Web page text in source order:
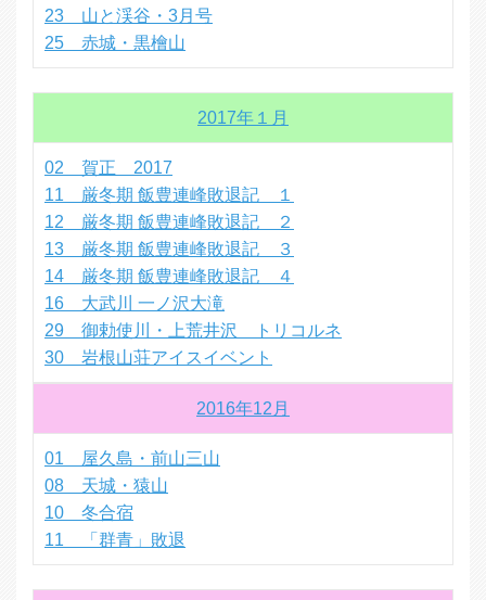
23 山と渓谷・3月号
25 赤城・黒檜山
2017年１月
02 賀正 2017
11 厳冬期 飯豊連峰敗退記 １
12 厳冬期 飯豊連峰敗退記 ２
13 厳冬期 飯豊連峰敗退記 ３
14 厳冬期 飯豊連峰敗退記 ４
16 大武川 一ノ沢大滝
29 御勅使川・上荒井沢 トリコルネ
30 岩根山荘アイスイベント
2016年12月
01 屋久島・前山三山
08 天城・猿山
10 冬合宿
11 「群青」敗退